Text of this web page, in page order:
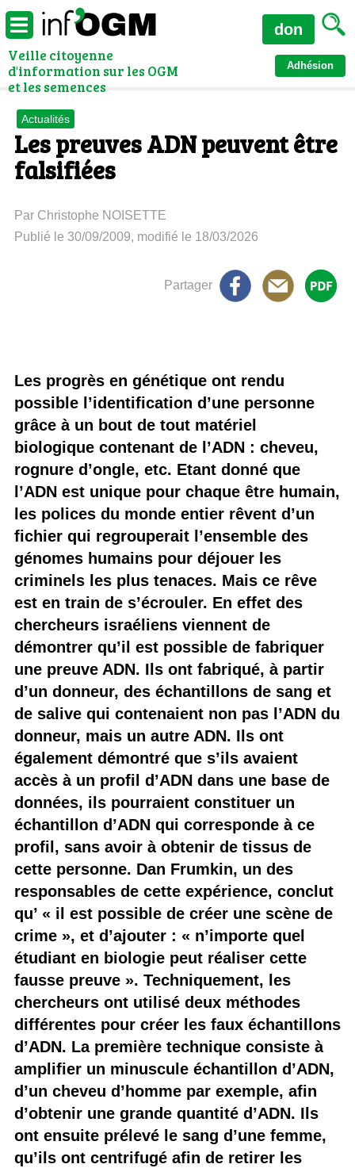
Veille citoyenne
d'information sur les OGM
et les semences
Adhésion
don
Actualités
Les preuves ADN peuvent être
falsifiées
Par Christophe NOISETTE
Publié le 30/09/2009, modifié le 18/03/2026
Partager
Les progrès en génétique ont rendu
possible l’identification d’une personne
grâce à un bout de tout matériel
biologique contenant de l’ADN : cheveu,
rognure d’ongle, etc. Etant donné que
l’ADN est unique pour chaque être humain,
les polices du monde entier rêvent d’un
fichier qui regrouperait l’ensemble des
génomes humains pour déjouer les
criminels les plus tenaces. Mais ce rêve
est en train de s’écrouler. En effet des
chercheurs israéliens viennent de
démontrer qu’il est possible de fabriquer
une preuve ADN. Ils ont fabriqué, à partir
d’un donneur, des échantillons de sang et
de salive qui contenaient non pas l’ADN du
donneur, mais un autre ADN. Ils ont
également démontré que s’ils avaient
accès à un profil d’ADN dans une base de
données, ils pourraient constituer un
échantillon d’ADN qui corresponde à ce
profil, sans avoir à obtenir de tissus de
cette personne. Dan Frumkin, un des
responsables de cette expérience, conclut
qu’ « il est possible de créer une scène de
crime », et d’ajouter : « n’importe quel
étudiant en biologie peut réaliser cette
fausse preuve ». Techniquement, les
chercheurs ont utilisé deux méthodes
différentes pour créer les faux échantillons
d’ADN. La première technique consiste à
amplifier un minuscule échantillon d’ADN,
d’un cheveu d’homme par exemple, afin
d’obtenir une grande quantité d’ADN. Ils
ont ensuite prélevé le sang d’une femme,
qu’ils ont centrifugé afin de retirer les